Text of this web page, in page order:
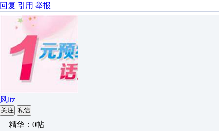
回复 引用 举报
风ltz
关注 私信
精华：0帖